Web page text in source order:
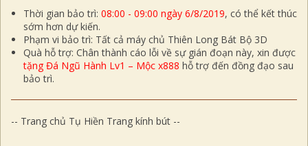
Thời gian bảo trì: 08:00 - 09:00 ngày 6/8/2019, có thể kết thúc
sớm hơn dự kiến.
Phạm vi bảo trì: Tất cả máy chủ Thiên Long Bát Bộ 3D
Quà hỗ trợ: Chân thành cáo lỗi về sự gián đoạn này, xin được
tặng Đá Ngũ Hành Lv1 – Mộc x888 hỗ trợ đến đồng đạo sau
bảo trì.
-- Trang chủ Tụ Hiền Trang kính bút --